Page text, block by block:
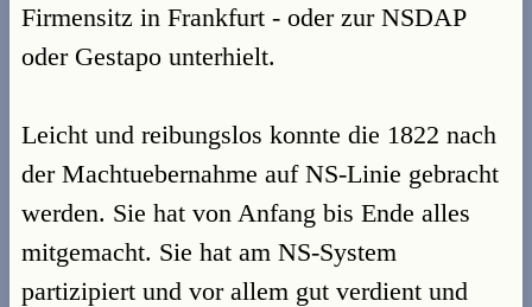
Firmensitz in Frankfurt - oder zur NSDAP
oder Gestapo unterhielt.
Leicht und reibungslos konnte die 1822 nach
der Machtuebernahme auf NS-Linie gebracht
werden. Sie hat von Anfang bis Ende alles
mitgemacht. Sie hat am NS-System
partizipiert und vor allem gut verdient und